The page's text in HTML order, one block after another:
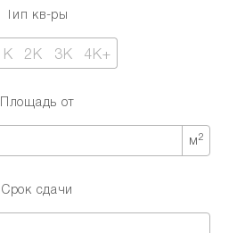
Тип кв-ры
1К 2К 3К 4К+
Площадь от
м 2
Срок сдачи